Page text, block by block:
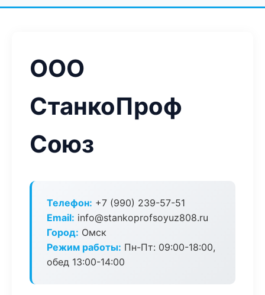
ООО
СтанкоПроф
Союз
Телефон: +7 (990) 239-57-51
Email: info@stankoprofsoyuz808.ru
Город: Омск
Режим работы: Пн-Пт: 09:00-18:00,
обед 13:00-14:00